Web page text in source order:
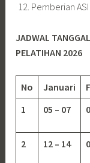
Pemberian
JADWAL
PELATIHAN 2026
No Januari
1
05 – 07
2
12 – 14